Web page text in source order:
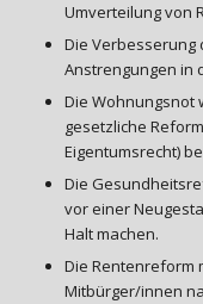
Umverteilung von
Die
Anstrengungen in
Die Wohnungsnot
gesetzliche
Eigentumsrecht)
Die
vor einer
Halt machen.
Die Rentenreform
Mitbürger/innen